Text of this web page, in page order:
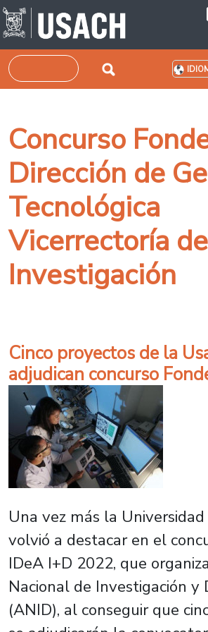
Pasar al contenido principal
Buscar
Concurso
Dirección de
Tecnológica
Vicerrectoría de
Investigación
Cinco proyectos de la
adjudican concurso
Una vez más la
volvió a destacar en el
IDeA I+D 2022, que
Nacional de Investigación y
(ANID), al conseguir que